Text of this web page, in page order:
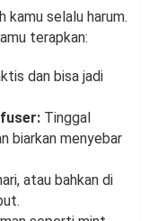
kamu selalu harum.
terapkan:
dan bisa jadi
Tinggal
biarkan menyebar
atau bahkan di